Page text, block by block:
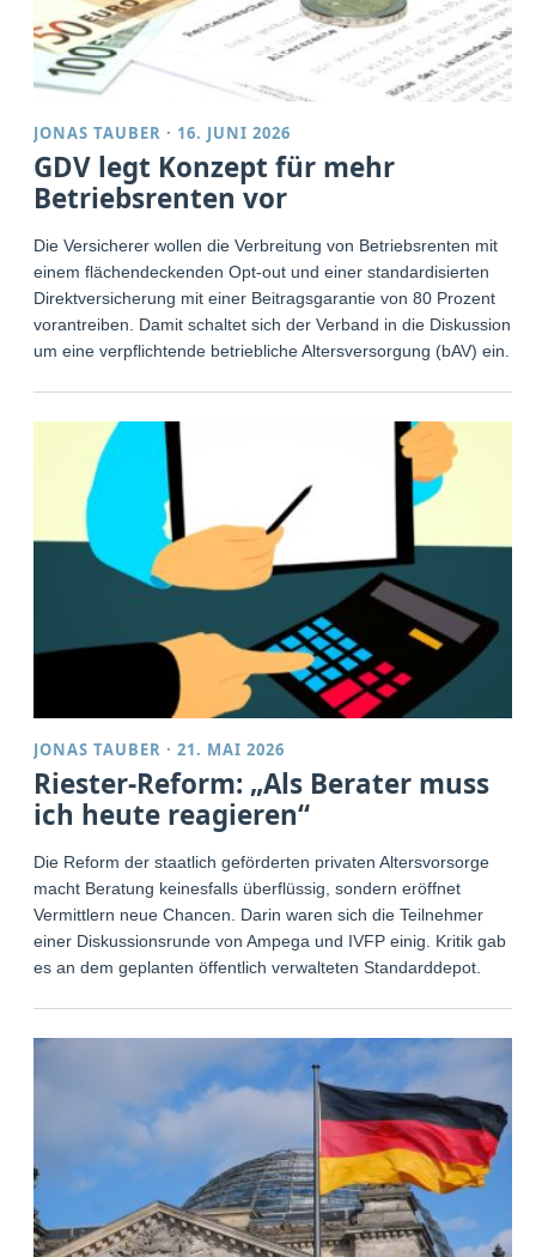
JONAS TAUBER · 16. JUNI 2026
GDV legt Konzept für mehr
Betriebsrenten vor
Die Versicherer wollen die Verbreitung von Betriebsrenten mit
einem flächendeckenden Opt-out und einer standardisierten
Direktversicherung mit einer Beitragsgarantie von 80 Prozent
vorantreiben. Damit schaltet sich der Verband in die Diskussion
um eine verpflichtende betriebliche Altersversorgung (bAV) ein.
JONAS TAUBER ·21. MAI 2026
Riester-Reform: „Als Berater muss
ich heute reagieren“
Die Reform der staatlich geförderten privaten Altersvorsorge
macht Beratung keinesfalls überflüssig, sondern eröffnet
Vermittlern neue Chancen. Darin waren sich die Teilnehmer
einer Diskussionsrunde von Ampega und IVFP einig. Kritik gab
es an dem geplanten öffentlich verwalteten Standarddepot.